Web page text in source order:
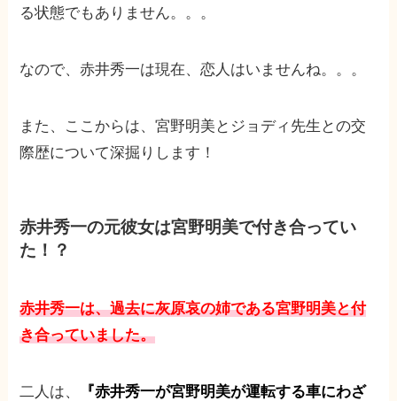
る状態でもありません。。。
なので、赤井秀一は現在、恋人はいませんね。。。
また、ここからは、宮野明美とジョディ先生との交
際歴について深掘りします！
赤井秀一の元彼女は宮野明美で付き合ってい
た！？
赤井秀一は、過去に灰原哀の姉である宮野明美と付
き合っていました。
二人は、
『赤井秀一が宮野明美が運転する車にわざ